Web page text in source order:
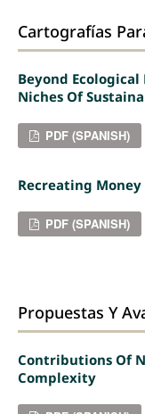
Cartografías
Beyond
Niches Of
PDF (SPANISH)
Recreating
PDF (SPANISH)
Propuestas Y
Contributions Of
Complexity